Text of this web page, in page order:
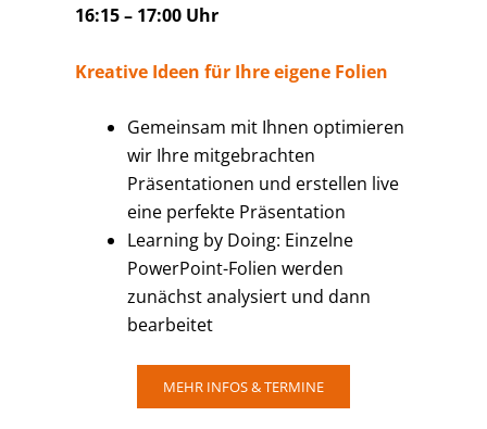
16:15 – 17:00 Uhr
Kreative Ideen für Ihre eigene Folien
Gemeinsam mit Ihnen optimieren
wir Ihre mitgebrachten
Präsentationen und erstellen live
eine perfekte Präsentation
Learning by Doing: Einzelne
PowerPoint-Folien werden
zunächst analysiert und dann
bearbeitet
MEHR INFOS & TERMINE